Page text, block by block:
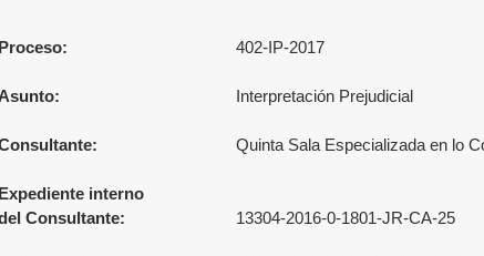
402-IP-2017
Interpretación Prejudicial
Quinta Sala Especializada en lo
interno
Consultante:
13304-2016-0-1801-JR-CA-25